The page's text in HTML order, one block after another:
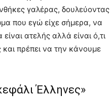
γαλέρας, δουλεύοντας
που εγώ είχε σήμερα, να
ατελής αλλά είναι ό,τι
πρέπει να την κάνουμε
Έλληνες»